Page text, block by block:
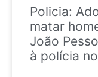
Policia:
matar
João
à polícia